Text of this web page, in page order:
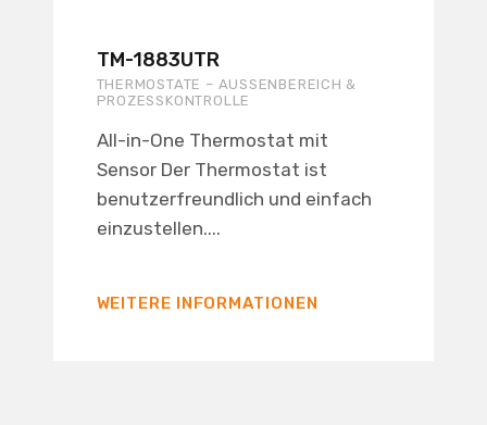
TM-1883UTR
THERMOSTATE – AUSSENBEREICH & P
ROZESSKONTROLLE
All-in-One Thermostat mit
Sensor Der Thermostat ist
benutzerfreundlich und einfach
einzustellen....
WEITERE INFORMATIONEN